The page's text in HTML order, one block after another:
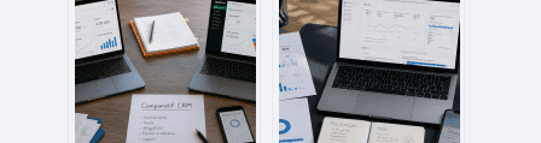
sécuriser vos
backlinks et éviter
les pénalités
Google
simple objet en
levier de
fidélisation ?